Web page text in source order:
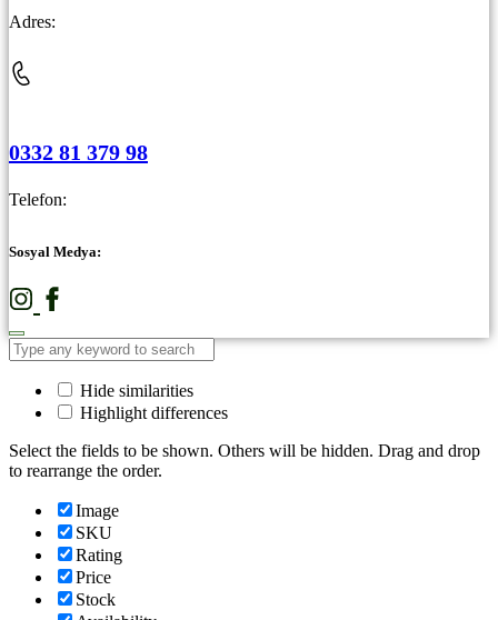
Adres:
0332 81 379 98
Telefon:
Sosyal Medya:
Hide similarities
Highlight differences
Select the fields to be shown. Others will be hidden. Drag and drop
to rearrange the order.
Image
SKU
Rating
Price
Stock